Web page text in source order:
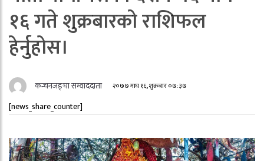
१६ गते शुक्रबारको राशिफल
हेर्नुहोस।
कन्चनजङ्घा सम्वाददाता २०७७ माघ १६, शुक्रबार ०७:३७
[news_share_counter]